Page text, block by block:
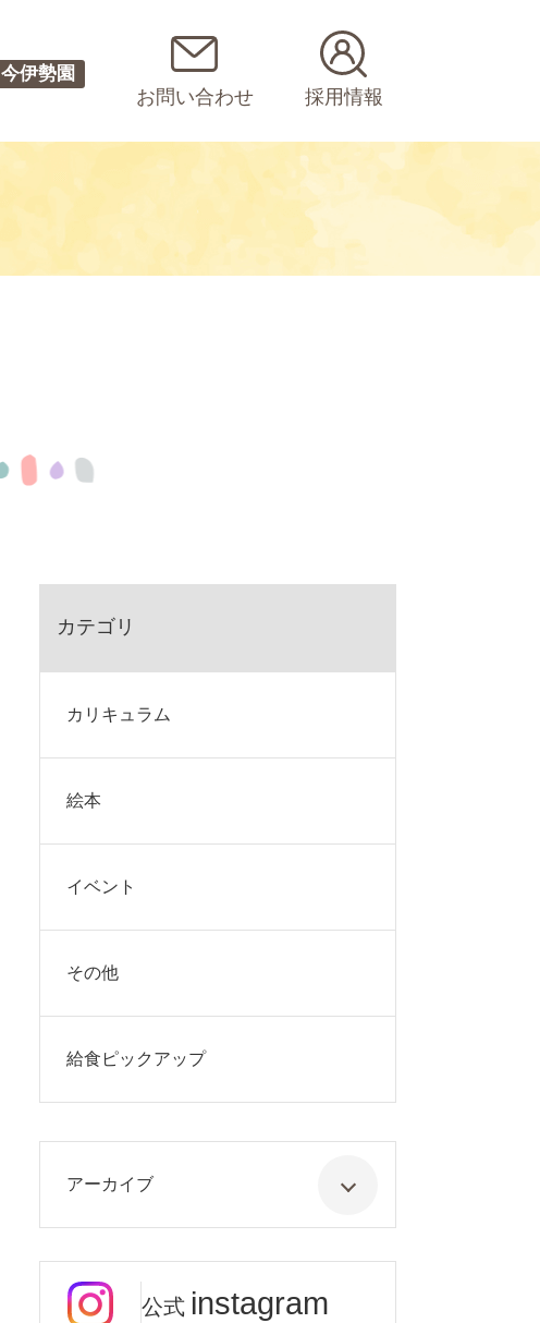
今伊勢園
お問い合わせ 採用情報
カテゴリ
カリキュラム
絵本
イベント
その他
給食ピックアップ
アーカイブ
公式 instagram